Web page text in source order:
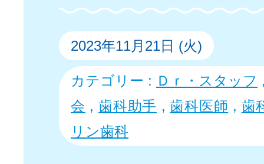
2023年11月21日 (火)
カテゴリー : Ｄｒ・スタッフ
会 ,歯科助手 ,歯科医師 , 歯
リン歯科